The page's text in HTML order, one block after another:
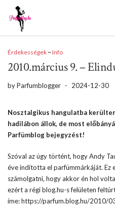
Érdekességek~Info
2010.március 9. –
byParfumblogger - 2024-12-30
Nosztalgikus hangulatba
hadilábon állok, de most
Parfümblog bejegyzést!
Szóval az úgy történt, hogy Andy
éve indította el parfümmárkáját.
számolgatni, hogy akkor én hol
ezért a régi blog.hu-s felületen
íme: https://parfum.blog.hu/2010/